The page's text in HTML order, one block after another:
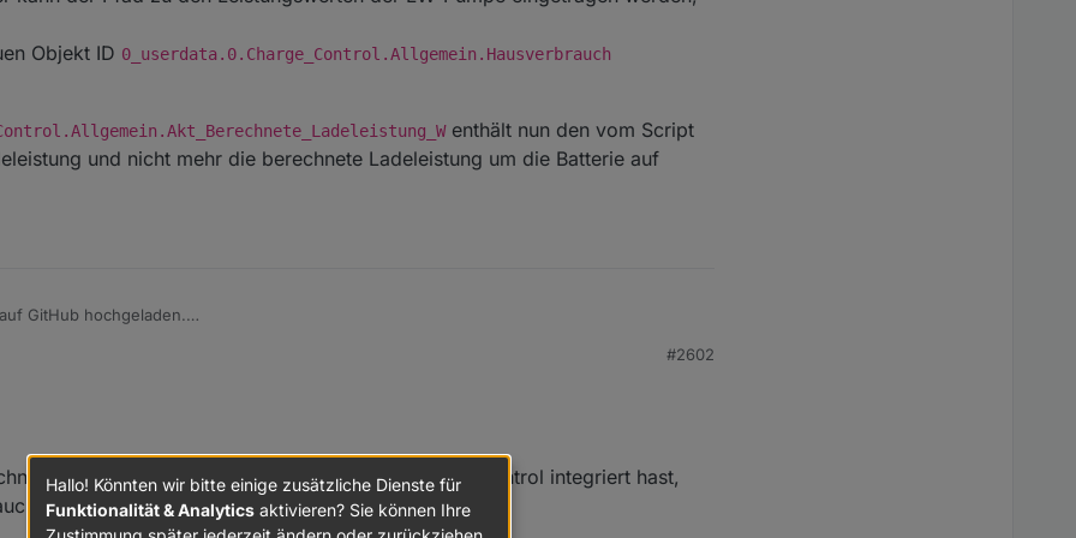
Script aufgeräumt, bin aber noch nicht fertig, da ist noch einiges zu bereinigen.
Objekt ID 0_userdata.0.Charge_Control.Allgemein.Hausverbrauch
enthält nun den vom Script
und nicht mehr die berechnete Ladeleistung um die Batterie auf
GitHub hochgeladen.
durch axios
hier kann der Pfad zu den Leistungswerten der Wallbox eingetragen werden,
#2602
des "reinen" Hausverbrauchs jetzt in Charge-Control integriert hast,
Script weg bzw. wird unnötig?
Hallo! Könnten wir bitte einige zusätzliche Dienste für
Funktionalität & Analytics aktivieren? Sie können Ihre